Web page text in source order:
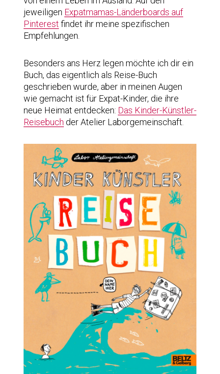
jeweiligen Expatmamas-Länderboards auf
Pinterest findet ihr meine spezifischen
Empfehlungen.
Besonders ans Herz legen möchte ich dir ein
Buch, das eigentlich als Reise-Buch
geschrieben wurde, aber in meinen Augen
wie gemacht ist für Expat-Kinder, die ihre
neue Heimat entdecken: Das Kinder-Künstler-
Reisebuch der Atelier Laborgemeinschaft.